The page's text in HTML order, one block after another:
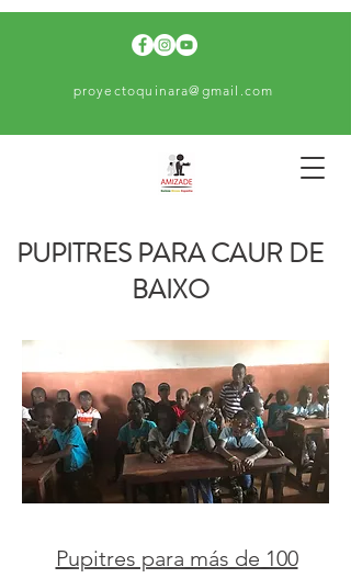
proyectoquinara@gmail.com
Pupitres para más de 100
PUPITRES PARA CAUR DE
BAIXO